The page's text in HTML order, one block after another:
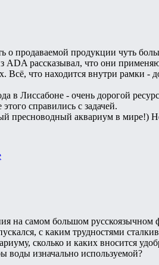
о продаваемой продукции чуть
рассказывал, что они
Всё, что находится внутри рамки -
в Лиссабоне - очень дорогой
справились с задачей.
пресноводный аквариум в мире!)
на самом большом русскоязычном
с каким трудностями
сколько и каких вносится
воды изначально используемой?